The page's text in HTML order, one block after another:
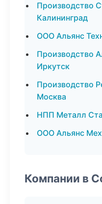
Производство
Калининград
ООО Альянс
Производство
Иркутск
Производство
Москва
НПП Металл
ООО Альянс
Компании в